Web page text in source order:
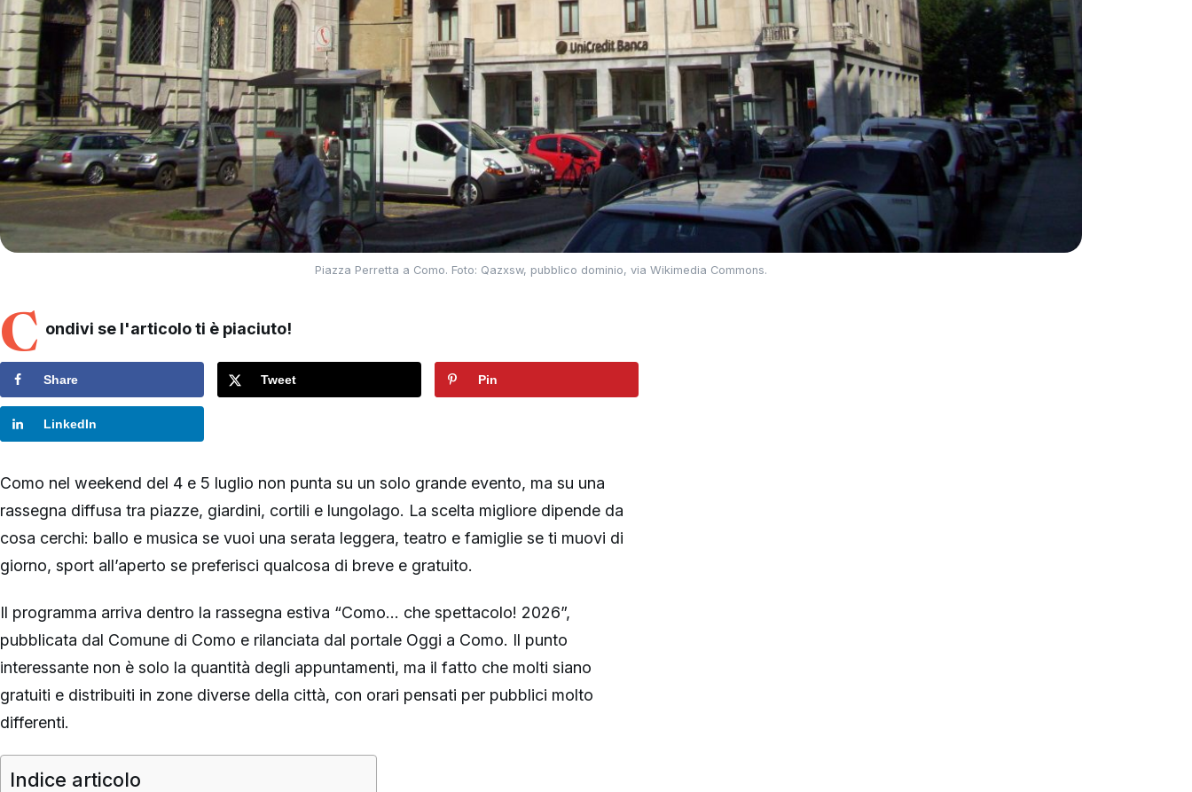
Piazza Perretta a Como. Foto: Qazxsw, pubblico dominio, via Wikimedia Commons.
C ondivi se l'articolo ti è piaciuto!
Share Tweet Pin
LinkedIn
Como nel weekend del 4 e 5 luglio non punta su un solo grande evento, ma su una
rassegna diffusa tra piazze, giardini, cortili e lungolago. La scelta migliore dipende da
cosa cerchi: ballo e musica se vuoi una serata leggera, teatro e famiglie se ti muovi di
giorno, sport all’aperto se preferisci qualcosa di breve e gratuito.
Il programma arriva dentro la rassegna estiva “Como… che spettacolo! 2026”,
pubblicata dal Comune di Como e rilanciata dal portale Oggi a Como. Il punto
interessante non è solo la quantità degli appuntamenti, ma il fatto che molti siano
gratuiti e distribuiti in zone diverse della città, con orari pensati per pubblici molto
differenti.
Indice articolo